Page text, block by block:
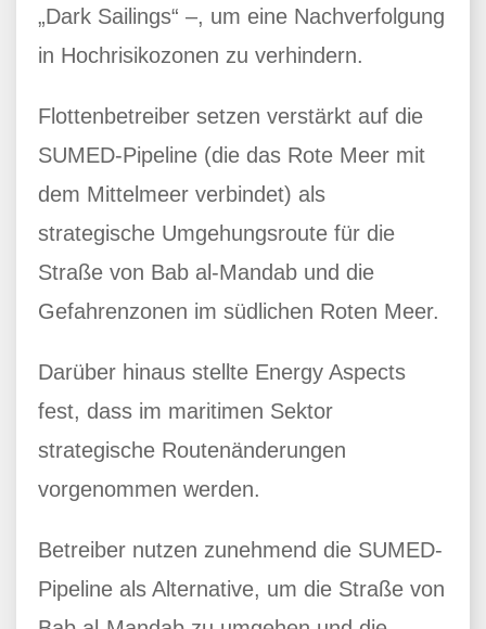
„Dark Sailings“ –, um eine Nachverfolgung
in Hochrisikozonen zu verhindern.
Flottenbetreiber setzen verstärkt auf die
SUMED-Pipeline (die das Rote Meer mit
dem Mittelmeer verbindet) als
strategische Umgehungsroute für die
Straße von Bab al-Mandab und die
Gefahrenzonen im südlichen Roten Meer.
Darüber hinaus stellte Energy Aspects
fest, dass im maritimen Sektor
strategische Routenänderungen
vorgenommen werden.
Betreiber nutzen zunehmend die SUMED-
Pipeline als Alternative, um die Straße von